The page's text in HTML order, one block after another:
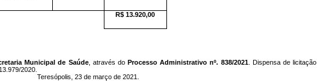
R$ 13.920,00
Municipal de Saúde, através doProcesso Administrativo nº. 838/2021. Dispensa de licitação
2020.
Teresópolis, 23 de março de 2021.